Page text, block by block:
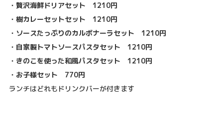
・贅沢海鮮ドリアセット 1210円
・樹カレーセットセット 1210円
・ソースたっぷりのカルボナーラセット 1210円
・自家製トマトソースパスタセット 1210円
・きのこを使った和風パスタセット 1210円
・お子様セット 770円
ランチはどれもドリンクバーが付きます